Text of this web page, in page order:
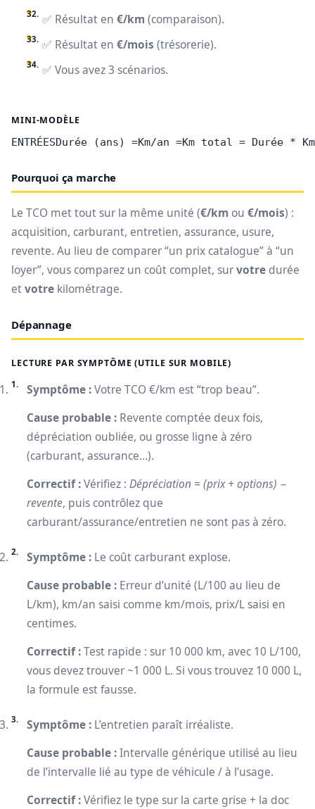
✅ Résultat en €/km (comparaison).
✅ Résultat en €/mois (trésorerie).
✅ Vous avez 3 scénarios.
MINI-MODÈLE
ENTRÉESDurée (ans) =Km/an =Km total =
Pourquoi ça marche
Le TCO met tout sur la même unité (€/km ou €/mois) :
acquisition, carburant, entretien, assurance, usure,
revente. Au lieu de comparer “un prix catalogue” à “un
loyer”, vous comparez un coût complet, survotre durée
etvotre kilométrage.
Dépannage
LECTURE PAR SYMPTÔME (UTILE SUR MOBILE)
Symptôme :Votre TCO €/km est “trop beau”.
Cause probable : Revente comptée deux fois,
dépréciation oubliée, ou grosse ligne à zéro
(carburant, assurance…).
Correctif :Vérifiez : Dépréciation = (prix + options) −
revente, puis contrôlez que
carburant/assurance/entretien ne sont pas à zéro.
Symptôme : Le coût carburant explose.
Cause probable : Erreur d’unité (L/100 au lieu de
L/km), km/an saisi comme km/mois, prix/L saisi en
centimes.
Correctif :Test rapide : sur 10 000 km, avec 10 L/100,
vous devez trouver ~1 000 L. Si vous trouvez 10 000 L,
la formule est fausse.
Symptôme : L’entretien paraît irréaliste.
Cause probable :Intervalle générique utilisé au lieu
de l’intervalle lié au type de véhicule / à l’usage.
Correctif :Vérifiez le type sur la carte grise + la doc